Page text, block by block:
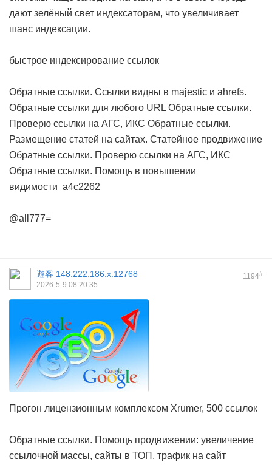
дают зелёный свет индексаторам, что увеличивает
шанс индексации.
быстрое индексирование ссылок
Обратные ссылки. Cсылки видны в majestic и ahrefs.
Обратные ссылки для любого URL Обратные ссылки.
Проверю ссылки на АГС, ИКС Обратные ссылки.
Размещение статей на сайтах. Статейное продвижение
Обратные ссылки. Проверю ссылки на АГС, ИКС
Обратные ссылки. Помощь в повышении
видимости a4c2262
@all777=
1194#
遊客 148.222.186.x:12768
2026-5-9 08:20:35
Прогон лицензионным комплексом Xrumer, 500 ссылок
Обратные ссылки. Помощь продвижении: увеличение
ссылочной массы, сайты в ТОП, трафик на сайт